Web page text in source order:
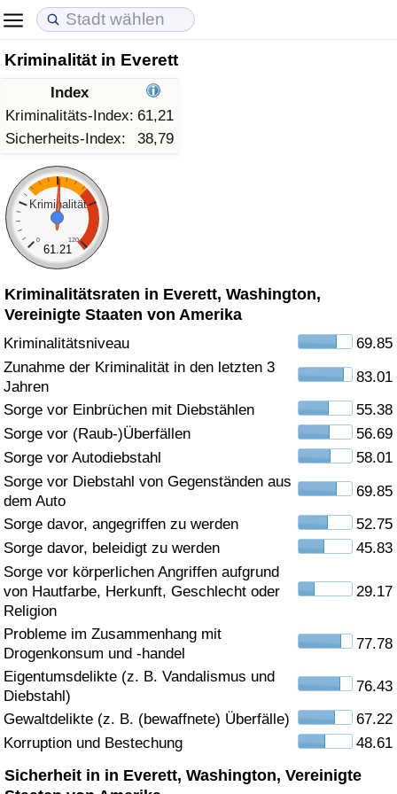
Kriminalität in Everett
Index
Kriminalitäts-Index: 61,21
Sicherheits-Index:
38,79
Kriminalität
0 120
61.21
Kriminalitätsraten in Everett, Washington,
Vereinigte Staaten von Amerika
Kriminalitätsniveau
69.85
Zunahme der Kriminalität in den letzten 3
Jahren
83.01
Sorge vor Einbrüchen mit Diebstählen
55.38
Sorge vor (Raub-)Überfällen
56.69
Sorge vor Autodiebstahl
58.01
Sorge vor Diebstahl von Gegenständen aus
dem Auto
69.85
Sorge davor, angegriffen zu werden
52.75
Sorge davor, beleidigt zu werden
45.83
Sorge vor körperlichen Angriffen aufgrund
von Hautfarbe, Herkunft, Geschlecht oder
Religion
29.17
Probleme im Zusammenhang mit
Drogenkonsum und -handel
77.78
Eigentumsdelikte (z. B. Vandalismus und
Diebstahl)
76.43
Gewaltdelikte (z. B. (bewaffnete) Überfälle)
67.22
Korruption und Bestechung
48.61
Sicherheit in in Everett, Washington, Vereinigte
Lebenshaltungskosten
Lebenshaltungskosten-Index (aktuell)
Lebenshaltungskosten-Index
Lebenshaltungskosten-Index nach Land
in Akaba
Immobilienpreise
Immobilienpreis-Index (aktuell)
Immobilienpreis-Index
Immobilienpreis-Index nach Land
Lebensqualität
Lebensqualität-Index
Lebensqualität-Index (aktuell)
Lebensqualitätsindex nach Land
Kriminalität
Kriminalitäts-Index (aktuell)
Kriminalitäts-Index
Kriminalitätsindex nach Land
Gesundheitsversorgung
Gesundheitsversorgungs-Index (aktuell)
Gesundheitsversorgungs-Index
Gesundheitsversorgungs-Index nach Land
Umweltverschmutzung
Umweltverschmutzungs-Index (aktuell)
Verschmutzungsindex
Umweltverschmutzungs-Index nach Land
Verkehr